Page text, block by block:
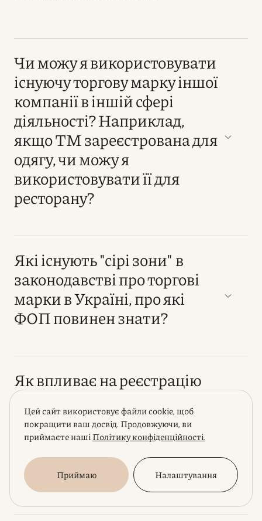
Чи можу я використовувати
існуючу торгову марку іншої
компанії в іншій сфері
діяльності? Наприклад,
якщо ТМ зареєстрована для
одягу, чи можу я
використовувати її для
ресторану?
Які існують "сірі зони" в
законодавстві про торгові
марки в Україні, про які
ФОП повинен знати?
Як впливає на реєстрацію
ТМ використання третіх
осіб (інфлюенсерів,
амбасадорів) для
просування бренду ще до
подачі заявки?
Цей сайт використовує файли cookie, щоб
покращити ваш досвід. Продовжуючи, ви
приймаєте нашіПолітику конфіденційності.
Приймаю Налаштування